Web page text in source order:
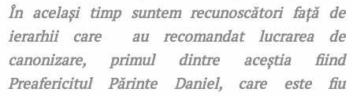
În același timp suntem recunoscători față de
ierarhii care
au recomandat lucrarea de
canonizare, primul dintre aceștia fiind
Preafericitul Părinte Daniel, care este fiu